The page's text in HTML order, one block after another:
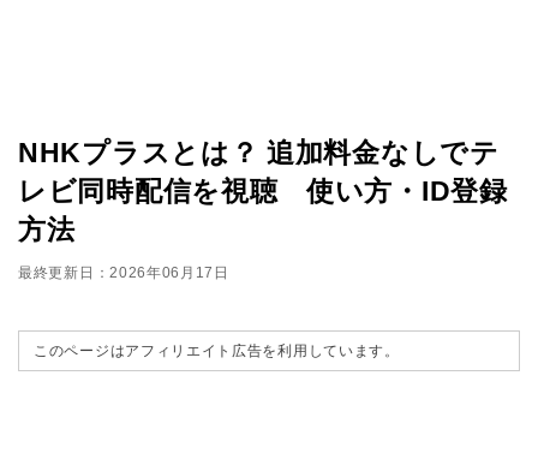
NHKプラスとは？ 追加料金なしでテ
レビ同時配信を視聴 使い方・ID登録
方法
最終更新日：2026年06月17日
このページはアフィリエイト広告を利用しています。